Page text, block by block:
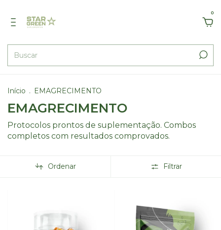
0
Início . EMAGRECIMENTO
EMAGRECIMENTO
Protocolos prontos de suplementação. Combos
completos com resultados comprovados.
Ordenar Filtrar